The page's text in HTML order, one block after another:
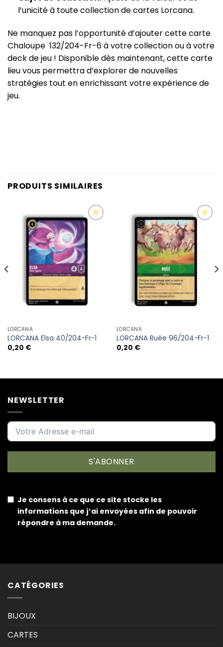
l’unicité à toute collection de cartes Lorcana.
Ne manquez pas l’opportunité d’ajouter cette carte
Chaloupe 132/204-Fr-6 à votre collection ou à votre
deck de jeu ! Disponible dès maintenant, cette carte
lieu vous permettra d’explorer de nouvelles
stratégies tout en enrichissant votre expérience de
jeu.
PRODUITS SIMILAIRES
LORCANA
LORCANA Elsa 40/204-Fr-1
0,20 €
LORCANA
LORCANA Ruée 96/204-Fr-1
0,20 €
NEWSLETTER
S'ABONNER
Je consens à ce que ce site stocke les
informations que j’ai envoyées afin de pouvoir
répondre à ma demande.
CATÉGORIES
BIJOUX
CARTES